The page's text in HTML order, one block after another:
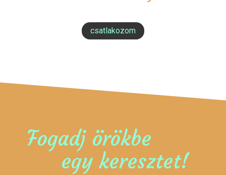
csatlakozom
Fogadj örökbe
egy keresztet!